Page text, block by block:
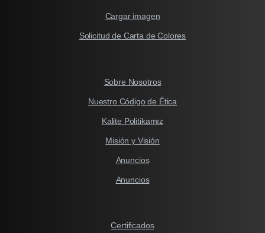
Cargar imagen
Solicitud de Carta de Colores
Sobre Nosotros
Nuestro Código de Ética
Kalite Politikamız
Misión y Visión
Anuncios
Anuncios
Certificados